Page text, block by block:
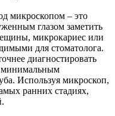
микроскопом – это
глазом заметить
микрокариес или
для стоматолога.
диагностировать
минимальным
Используя микроскоп,
ранних стадиях,